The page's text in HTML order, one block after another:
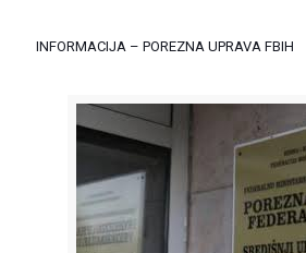
INFORMACIJA – POREZNA UPRAVA FBIH